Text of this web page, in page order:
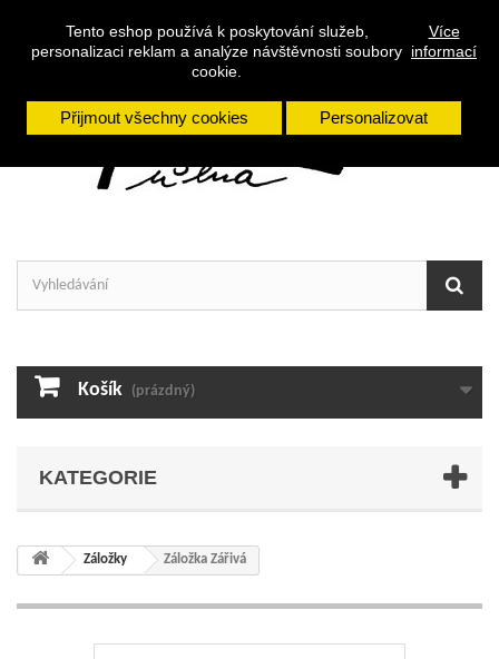
Tento eshop používá k poskytování služeb,
personalizaci reklam a analýze návštěvnosti soubory
cookie.
Více
informací
Přijmout všechny cookies Personalizovat
Košík (prázdný)
KATEGORIE
Záložky Záložka Zářivá